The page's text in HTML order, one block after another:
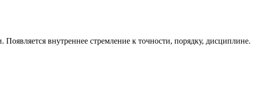
внутреннее стремление к точности, порядку, дисциплине.